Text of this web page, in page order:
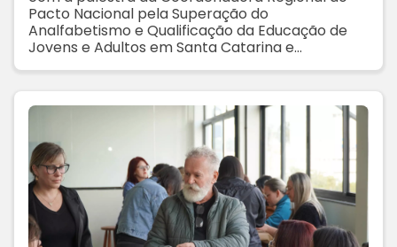
Pacto Nacional pela Superação do
Analfabetismo e Qualificação da Educação de
Jovens e Adultos em Santa Catarina e